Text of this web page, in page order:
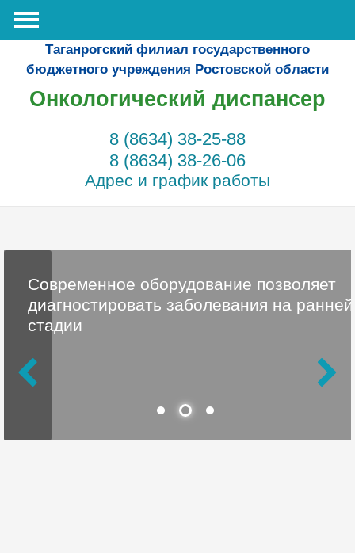
Таганрогский филиал государственного
бюджетного учреждения Ростовской области
Онкологический диспансер
8 (8634) 38-25-88
8 (8634) 38-26-06
Адрес и график работы
Современное оборудование позволяет
диагностировать заболевания на ранней
стадии